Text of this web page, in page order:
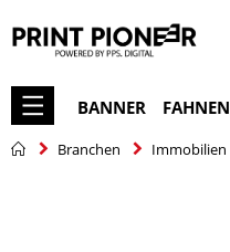
BANNER FAHNEN
Branchen Immobilien